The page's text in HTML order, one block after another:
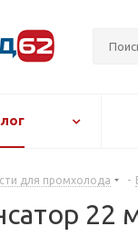
для промхолода -
22